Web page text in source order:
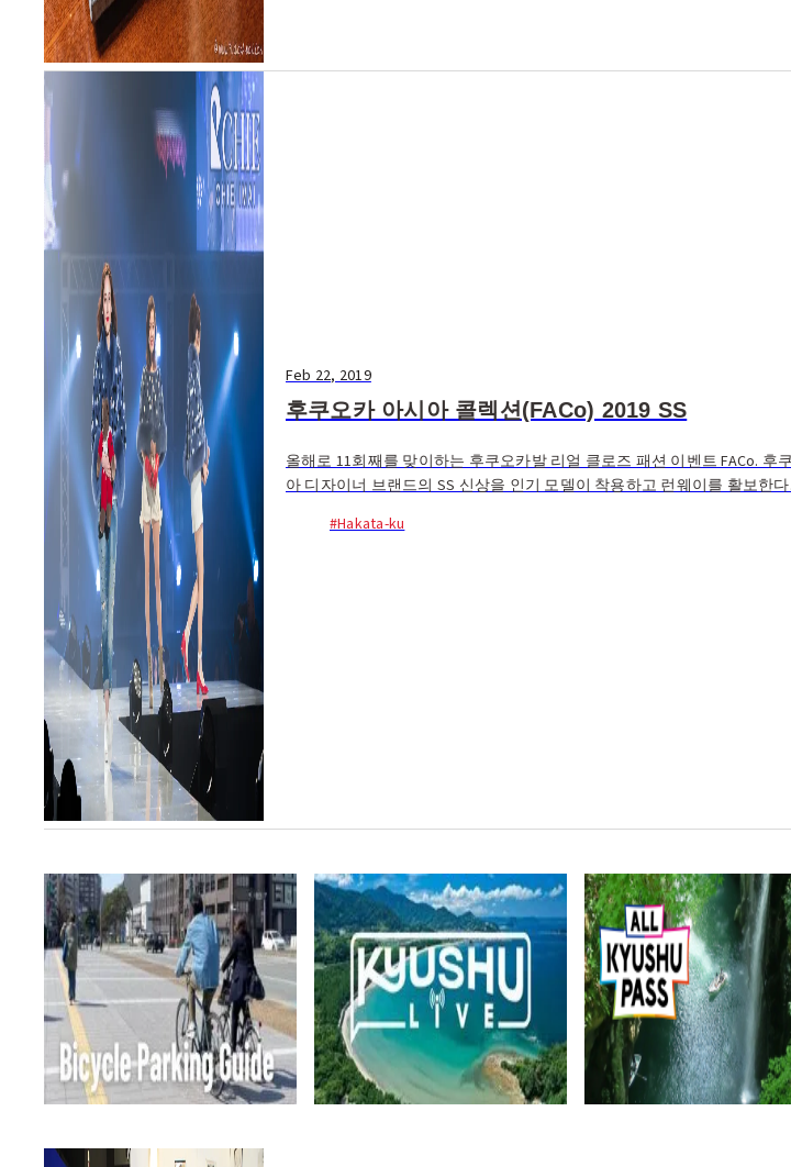
Feb 22, 2019
후쿠오카 아시아 콜렉션(FACo) 2019 SS
올해로 11회째를 맞이하는 후쿠오카발 리얼 클로즈 패션 이벤트 FACo.
아 디자이너 브랜드의 SS 신상을 인기 모델이 착용하고 런웨이를 활보한
#Hakata-ku